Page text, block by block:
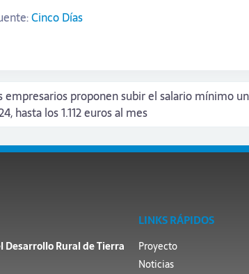
Cinco Días
empresarios proponen subir el salario mínimo
hasta los 1.112 euros al mes
Desarrollo Rural de Tierra
LINKS RÁPIDOS
Proyecto
Noticias